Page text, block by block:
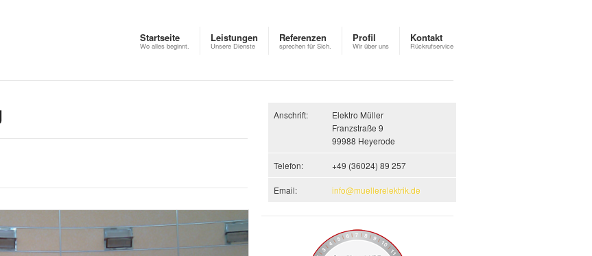
Startseite
Wo alles beginnt.
Leistungen
Unsere Dienste
Referenzen
sprechen für Sich.
Profil
Wir über uns
Kontakt
Rückrufservice
Anschrift:
Elektro Müller
Franzstraße 9
99988 Heyerode
Telefon: +49 (36024) 89 257
Email: info@muellerelektrik.de